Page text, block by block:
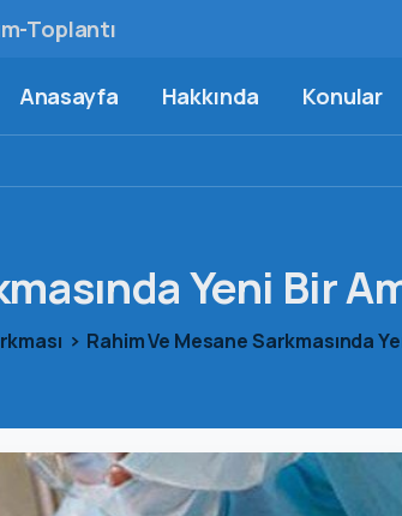
Toplantı
Anasayfa Hakkında Konular
Yeni Bir
Rahim Ve Mesane Sarkmasında